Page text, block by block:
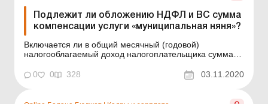
Подлежит ли обложению НДФЛ и ВС сумма
компенсации услуги «муниципальная няня»?
Включается ли в общий месячный (годовой)
налогооблагаемый доход налогоплательщика сумма
выплачивается согласно постановлению КМУ от
30.01.19 г. № 68 (далее – Постановление № 68)?
района...
0 0 328 03.11.2020